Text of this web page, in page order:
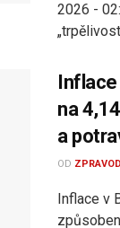
2026 -
na
a
OD
Inflace v